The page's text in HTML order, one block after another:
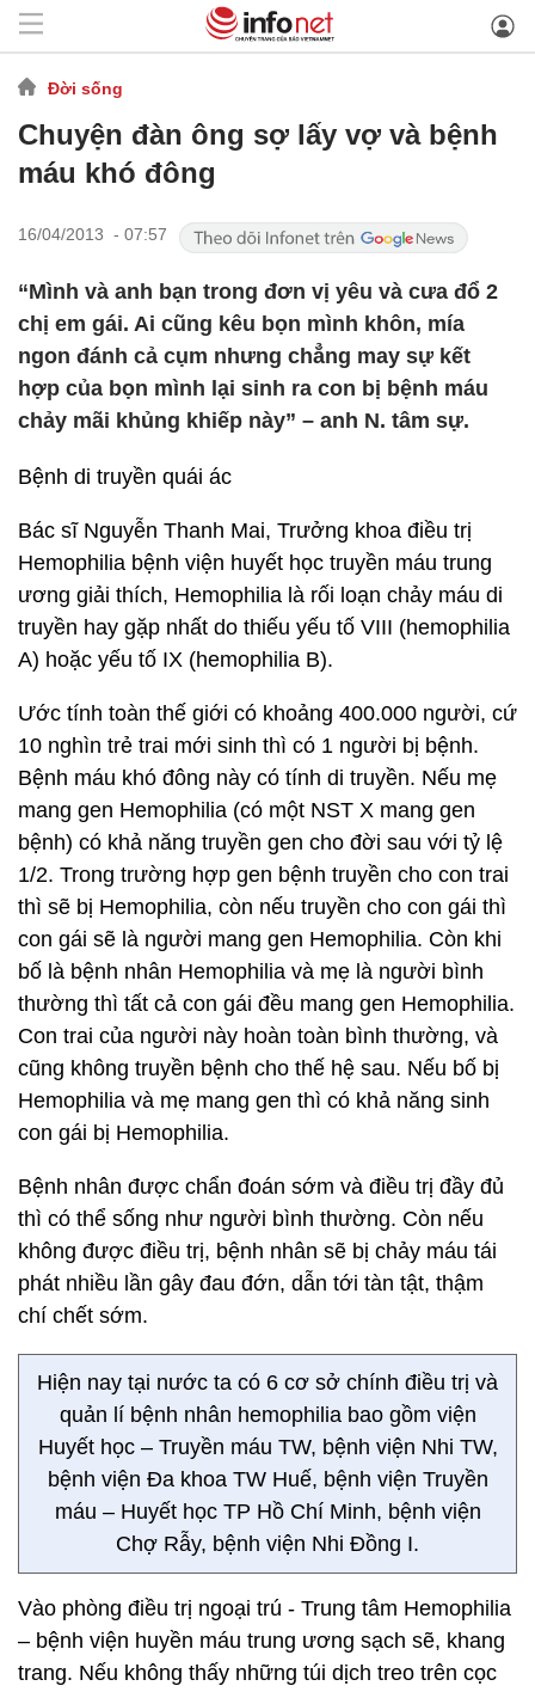
Đời sống
Chuyện đàn ông sợ lấy vợ và bệnh
máu khó đông
16/04/2013 - 07:57
“Mình và anh bạn trong đơn vị yêu và cưa đổ 2
chị em gái. Ai cũng kêu bọn mình khôn, mía
ngon đánh cả cụm nhưng chẳng may sự kết
hợp của bọn mình lại sinh ra con bị bệnh máu
chảy mãi khủng khiếp này” – anh N. tâm sự.
Bệnh di truyền quái ác
Bác sĩ Nguyễn Thanh Mai, Trưởng khoa điều trị
Hemophilia bệnh viện huyết học truyền máu trung
ương giải thích, Hemophilia là rối loạn chảy máu di
truyền hay gặp nhất do thiếu yếu tố VIII (hemophilia
A) hoặc yếu tố IX (hemophilia B).
Ước tính toàn thế giới có khoảng 400.000 người, cứ
10 nghìn trẻ trai mới sinh thì có 1 người bị bệnh.
Bệnh máu khó đông này có tính di truyền. Nếu mẹ
mang gen Hemophilia (có một NST X mang gen
bệnh) có khả năng truyền gen cho đời sau với tỷ lệ
1/2. Trong trường hợp gen bệnh truyền cho con trai
thì sẽ bị Hemophilia, còn nếu truyền cho con gái thì
con gái sẽ là người mang gen Hemophilia. Còn khi
bố là bệnh nhân Hemophilia và mẹ là người bình
thường thì tất cả con gái đều mang gen Hemophilia.
Con trai của người này hoàn toàn bình thường, và
cũng không truyền bệnh cho thế hệ sau. Nếu bố bị
Hemophilia và mẹ mang gen thì có khả năng sinh
con gái bị Hemophilia.
Bệnh nhân được chẩn đoán sớm và điều trị đầy đủ
thì có thể sống như người bình thường. Còn nếu
không được điều trị, bệnh nhân sẽ bị chảy máu tái
phát nhiều lần gây đau đớn, dẫn tới tàn tật, thậm
chí chết sớm.
Hiện nay tại nước ta có 6 cơ sở chính điều trị và
quản lí bệnh nhân hemophilia bao gồm viện
Huyết học – Truyền máu TW, bệnh viện Nhi TW,
bệnh viện Đa khoa TW Huế, bệnh viện Truyền
máu – Huyết học TP Hồ Chí Minh, bệnh viện
Chợ Rẫy, bệnh viện Nhi Đồng I.
Vào phòng điều trị ngoại trú - Trung tâm Hemophilia
– bệnh viện huyền máu trung ương sạch sẽ, khang
trang. Nếu không thấy những túi dịch treo trên cọc